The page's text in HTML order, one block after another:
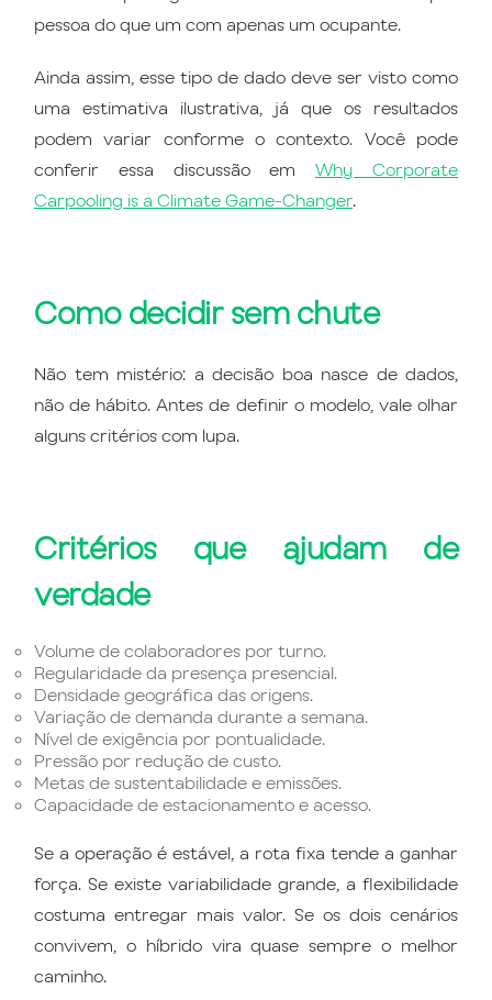
pessoa do que um com apenas um ocupante.
Ainda assim, esse tipo de dado deve ser visto como
uma estimativa ilustrativa, já que os resultados
podem variar conforme o contexto. Você pode
conferir essa discussão emWhy Corporate
Carpooling is a Climate Game-Changer.
Como decidir sem chute
Não tem mistério: a decisão boa nasce de dados,
não de hábito. Antes de definir o modelo, vale olhar
alguns critérios com lupa.
Critérios que ajudam de
verdade
Volume de colaboradores por turno.
Regularidade da presença presencial.
Densidade geográfica das origens.
Variação de demanda durante a semana.
Nível de exigência por pontualidade.
Pressão por redução de custo.
Metas de sustentabilidade e emissões.
Capacidade de estacionamento e acesso.
Se a operação é estável, a rota fixa tende a ganhar
força. Se existe variabilidade grande, a flexibilidade
costuma entregar mais valor. Se os dois cenários
convivem, o híbrido vira quase sempre o melhor
caminho.